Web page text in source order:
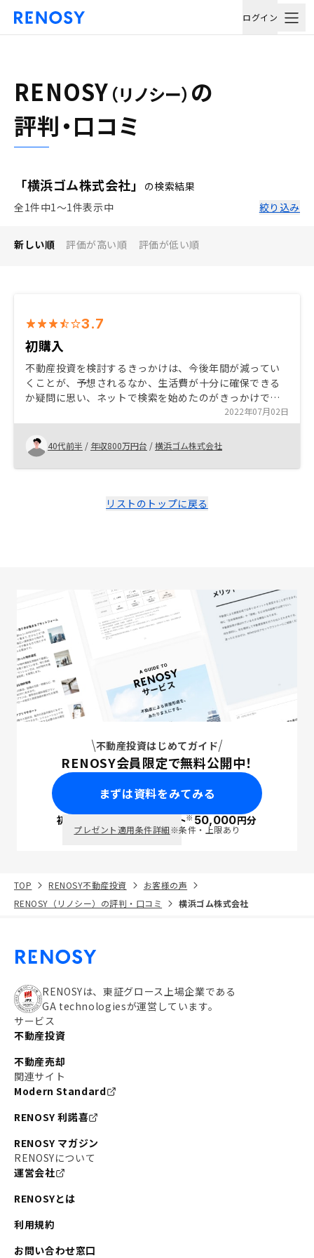
ログイン
RENOSY （リノシー） の
評判・口コミ
「横浜ゴム株式会社」
の検索結果
全1件中1〜1件表示中
絞り込み
新しい順 評価が高い順 評価が低い順
3.7
初購入
不動産投資を検討するきっかけは、今後年間が減ってい
くことが、予想されるなか、生活費が十分に確保できる
か疑問に思い、ネットで検索を始めたのがきっかけで
す。まだ購入して間がないため実感もない狀態のため何
とも言い難いですが、最後は勢いも大事だと思います。
営業マンを信じてみても良いのではないでしょうか。
2022年07月02日
40代前半 / 年収800万円台 /横浜ゴム株式会社
リストのトップに戻る
不動産投資はじめてガイド
RENOSY会員限定で無料公開中！
まずは資料をみてみる
初回面談で ポイント※50,000円分
プレゼント適用条件詳細※条件・上限あり
TOP RENOSY不動産投資
お客様の声
RENOSY（リノシー）の評判・口コミ
横浜ゴム株式会社
RENOSYは、東証グロース上場企業である
GA technologiesが運営しています。
サービス
不動産投資
不動産売却
関連サイト
Modern Standard
RENOSY 利諾喜
RENOSY マガジン
RENOSYについて
運営会社
RENOSYとは
利用規約
お問い合わせ窓口